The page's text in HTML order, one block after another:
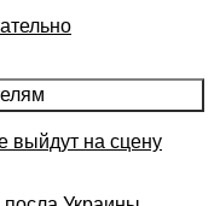
выйдут на сцену